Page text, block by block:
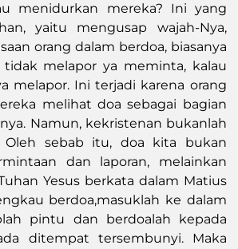
menidurkan mereka? Ini yang
yaitu mengusap wajah-Nya,
orang dalam berdoa, biasanya
tidak melapor ya meminta, kalau
melapor. Ini terjadi karena orang
melihat doa sebagai bagian
Namun, kekristenan bukanlah
Oleh sebab itu, doa kita bukan
dan laporan, melainkan
Yesus berkata dalam Matius
berdoa,masuklah ke dalam
pintu dan berdoalah kepada
ditempat tersembunyi. Maka